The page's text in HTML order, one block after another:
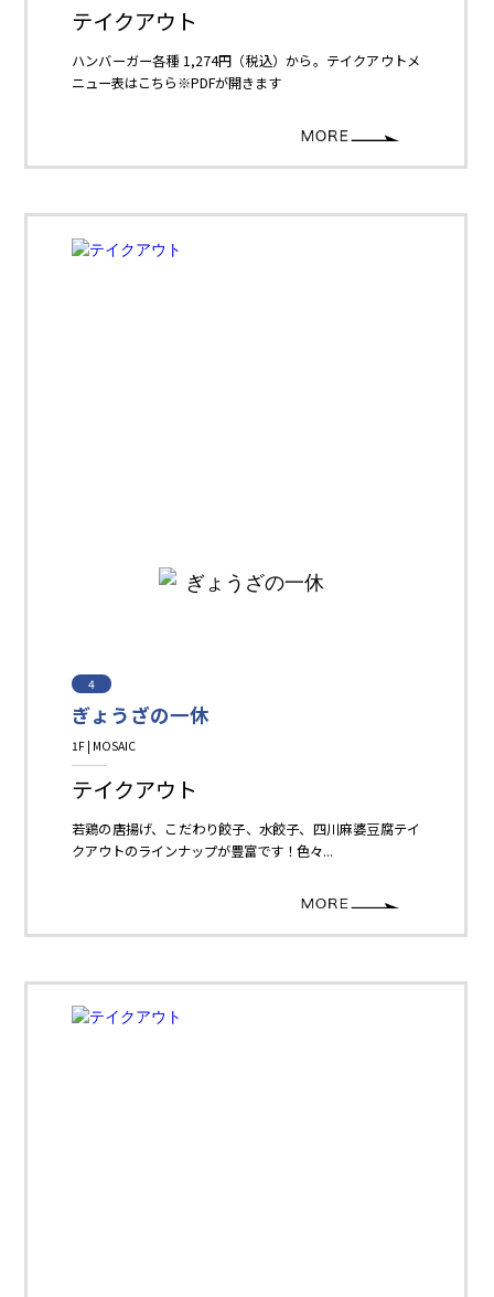
テイクアウト
ハンバーガー各種 1,274円（税込）から。テイクアウトメ
ニュー表はこちら※PDFが開きます
4
ぎょうざの一休
1F | MOSAIC
Restaurant＆Cafe＆Sweets
テイクアウト
若鶏の唐揚げ、こだわり餃子、水餃子、四川麻婆豆腐テイ
クアウトのラインナップが豊富です！色々...